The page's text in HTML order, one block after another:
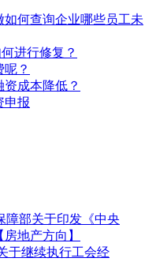
何查询企业哪些员工未
进行修复？
？
成本降低？
申报
障部关于印发《中央
地产方向】
于继续执行工会经